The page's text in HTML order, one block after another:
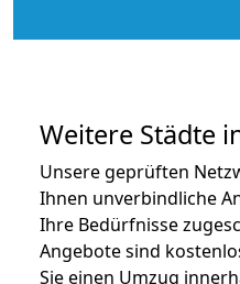
Weitere Städte
Unsere geprüften
Ihnen unverbindliche
Ihre Bedürfnisse
Angebote sind
Sie einen Umzug